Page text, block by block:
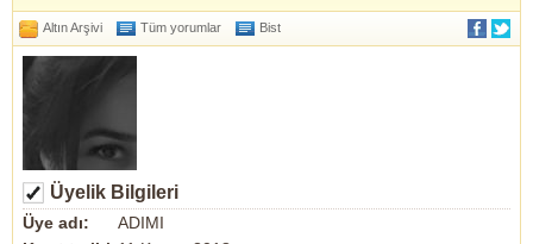
Altın Arşivi Tüm yorumlar Bist
Üyelik Bilgileri
Üye adı:
ADIMI